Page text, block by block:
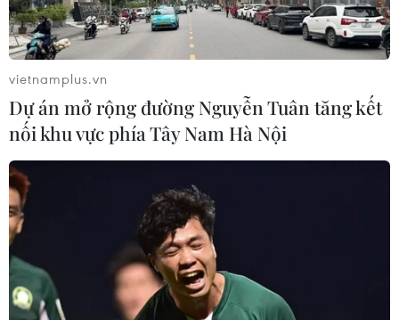
vietnamplus.vn
Dự án mở rộng đường Nguyễn Tuân tăng kết
nối khu vực phía Tây Nam Hà Nội